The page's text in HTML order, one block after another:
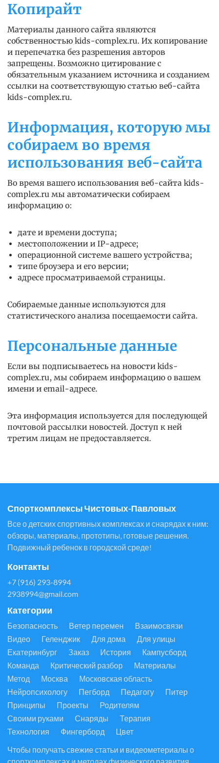
Копирайт
Материалы данного сайта являются
собственностью kids-complex.ru. Их копирование
и перепечатка без разрешения авторов
запрещены. Возможно цитирование с
обязательным указанием источника и созданием
ссылки на соответствующую статью веб-сайта
kids-complex.ru.
Информация, которую мы
собираем во время
использования веб-сайта
Во время вашего использования веб-сайта kids-
complex.ru мы автоматически собираем ​​
информацию о:
дате и времени доступа;
местоположении и IP-адресе;
операционной системе вашего устройства;
типе броузера и его версии;
адресе просматриваемой страницы.
Собираемые данные используются для
статистического анализа посещаемости сайта.
Персональные данные
Если вы подписываетесь на новости kids-
complex.ru, мы собираем информацию о вашем
имени и email-адресе.
Эта информация используется для последующей
почтовой рассылки новостей. Доступ к ней
третим лицам не предоставляется.
Спорткомплексы Чистовых-Павловых
Все о детских спортивных комплексах и снарядах к ним:
обзоры, материалы, прототипы, готовые решения.
Подвижный ребенок в городской среде!
Контакты
+7 (916) 293-8994
2938994@gmail.com
Категории
Безопасность Ветер перемен
Взаимосвязи
Видео
Геленджик Для дома
Для улицы
Екатеринбург
Заказ История
Кампусборд
Команда
Критический разбор
Материалы
Метод
Москва
Московская область
Нейропсихологу
Пегборд Педагогу
Питер
Принципы
Проекты
Родителям
Своими руками
Снаряды
Терапия
Технология
Фингерборд
Цвет
Чтобы получать свежие статьи и видеометериалы о